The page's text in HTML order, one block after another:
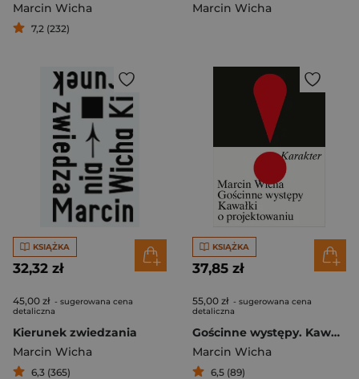
Marcin Wicha
7,2 (232)
Marcin Wicha
KSIĄŻKA
32,32 zł
45,00 zł - sugerowana cena
detaliczna
Kierunek zwiedzania
Marcin Wicha
6,3 (365)
KSIĄŻKA
37,85 zł
55,00 zł - sugerowana cena
detaliczna
Gościnne występy. Kawałki o projektowaniu
Marcin Wicha
6,5 (89)